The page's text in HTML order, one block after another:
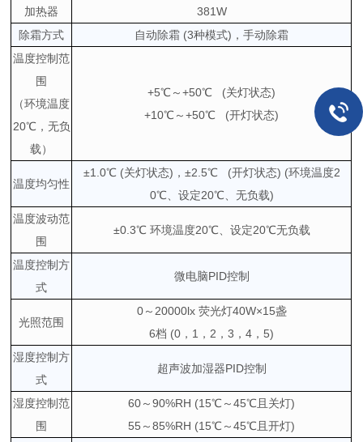
加热器
381W
除霜方式
自动除霜 (3种模式)，手动除霜
温度控制范
围
（环境温度
20℃，无负
载）
+5℃～+50℃ (关灯状态)
+10℃～+50℃ (开灯状态)
温度均匀性
±1.0℃ (关灯状态)，±2.5℃ (开灯状态) (环境温度2
0℃、设定20℃、无负载)
温度波动范
围
±0.3℃ 环境温度20℃、设定20℃无负载
温度控制方
式
微电脑PID控制
光照范围
0～20000lx 荧光灯40W×15盏
6档 (0，1，2，3，4，5)
湿度控制方
式
超声波加湿器PID控制
湿度控制范
围
60～90%RH (15℃～45℃且关灯)
55～85%RH (15℃～45℃且开灯)